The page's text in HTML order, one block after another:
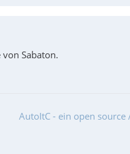
von Sabaton.
AutoItC - ein open